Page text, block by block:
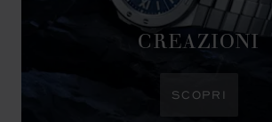
CREAZIONI
SCOPRI